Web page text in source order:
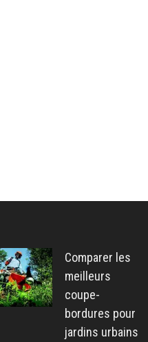
Comparer les
meilleurs
coupe-
bordures pour
jardins urbains